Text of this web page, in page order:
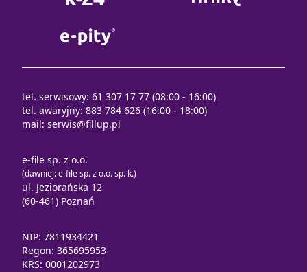
tel. serwisowy: 61 307 17 77 (08:00 - 16:00)
tel. awaryjny: 883 784 626 (16:00 - 18:00)
mail: serwis@fillup.pl
e-file sp. z o.o.
(dawniej: e-file sp. z o.o. sp. k.)
ul. Jeziorańska 12
(60-461) Poznań
NIP: 7811934421
Regon: 365695953
KRS: 0001202973